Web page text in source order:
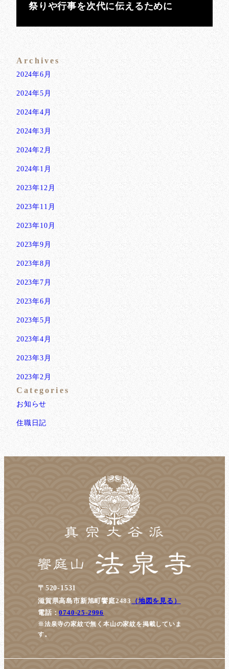
祭りや行事を次代に伝えるために
Archives
2024年6月
2024年5月
2024年4月
2024年3月
2024年2月
2024年1月
2023年12月
2023年11月
2023年10月
2023年9月
2023年8月
2023年7月
2023年6月
2023年5月
2023年4月
2023年3月
2023年2月
Categories
お知らせ
住職日記
〒520-1531
滋賀県高島市新旭町饗庭2483
（地図を見る）
電話：0740-25-2996
※法泉寺の家紋で無く本山の家紋を掲載していま
す。